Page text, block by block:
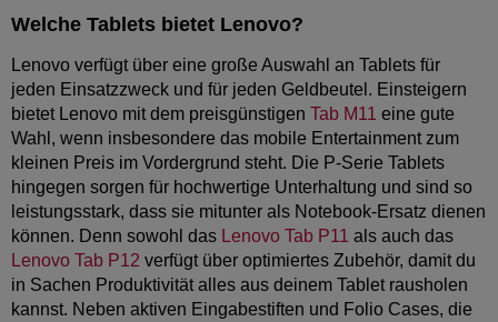
Welche Tablets bietet Lenovo?
Lenovo verfügt über eine große Auswahl an Tablets für
jeden Einsatzzweck und für jeden Geldbeutel. Einsteigern
bietet Lenovo mit dem preisgünstigen Tab M11 eine gute
Wahl, wenn insbesondere das mobile Entertainment zum
kleinen Preis im Vordergrund steht. Die P-Serie Tablets
hingegen sorgen für hochwertige Unterhaltung und sind so
leistungsstark, dass sie mitunter als Notebook-Ersatz dienen
können. Denn sowohl das Lenovo Tab P11 als auch das
Lenovo Tab P12 verfügt über optimiertes Zubehör, damit du
in Sachen Produktivität alles aus deinem Tablet rausholen
kannst. Neben aktiven Eingabestiften und Folio Cases, die